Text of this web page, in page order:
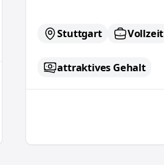
Stuttgart Vollzeit
attraktives Gehalt